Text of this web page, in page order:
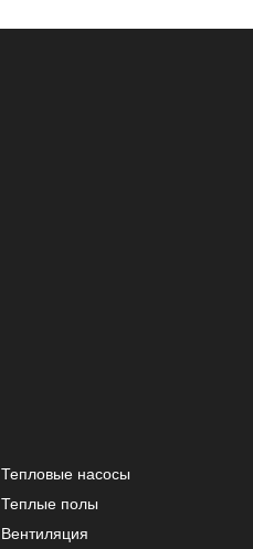
Тепловые насосы
Теплые полы
Вентиляция